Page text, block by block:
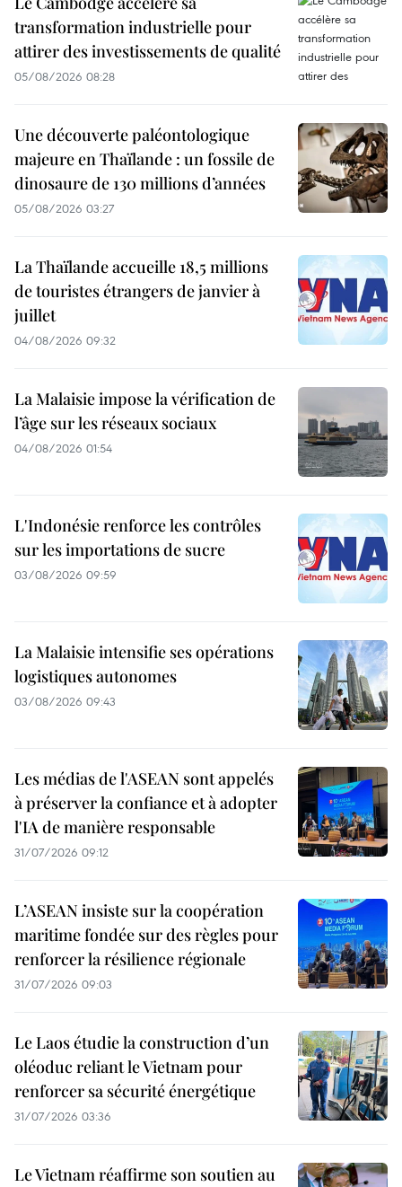
transformation industrielle pour
attirer des investissements de qualité
05/08/2026 08:28
Une découverte paléontologique
majeure en Thaïlande : un fossile de
dinosaure de 130 millions d’années
05/08/2026 03:27
La Thaïlande accueille 18,5 millions
de touristes étrangers de janvier à
juillet
04/08/2026 09:32
La Malaisie impose la vérification de
l’âge sur les réseaux sociaux
04/08/2026 01:54
L'Indonésie renforce les contrôles
sur les importations de sucre
03/08/2026 09:59
La Malaisie intensifie ses opérations
logistiques autonomes
03/08/2026 09:43
Les médias de l'ASEAN sont appelés
à préserver la confiance et à adopter
l'IA de manière responsable
31/07/2026 09:12
L’ASEAN insiste sur la coopération
maritime fondée sur des règles pour
renforcer la résilience régionale
31/07/2026 09:03
Le Laos étudie la construction d’un
oléoduc reliant le Vietnam pour
renforcer sa sécurité énergétique
31/07/2026 03:36
Le Vietnam réaffirme son soutien au